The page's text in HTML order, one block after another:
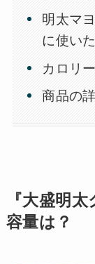
明太マ
に使い
カロリ
商品の
『大盛明
容量は？